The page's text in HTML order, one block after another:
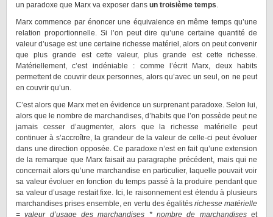
un paradoxe que Marx va exposer dans un troisième temps.
Marx commence par énoncer une équivalence en même temps qu’une
relation proportionnelle. Si l’on peut dire qu’une certaine quantité de
valeur d’usage est une certaine richesse matériel, alors on peut convenir
que plus grande est cette valeur, plus grande est cette richesse.
Matériellement, c’est indéniable : comme l’écrit Marx, deux habits
permettent de couvrir deux personnes, alors qu’avec un seul, on ne peut
en couvrir qu’un.
C’est alors que Marx met en évidence un surprenant paradoxe. Selon lui,
alors que le nombre de marchandises, d’habits que l’on possède peut ne
jamais cesser d’augmenter, alors que la richesse matérielle peut
continuer à s’accroître, la grandeur de la valeur de celle-ci peut évoluer
dans une direction opposée. Ce paradoxe n’est en fait qu’une extension
de la remarque que Marx faisait au paragraphe précédent, mais qui ne
concernait alors qu’une marchandise en particulier, laquelle pouvait voir
sa valeur évoluer en fonction du temps passé à la produire pendant que
sa valeur d’usage restait fixe. Ici, le raisonnement est étendu à plusieurs
marchandises prises ensemble, en vertu des égalités richesse matérielle
= valeur d’usage des marchandises * nombre de marchandiseset